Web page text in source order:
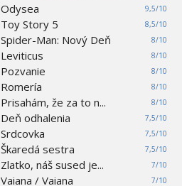
9,5/10
Odysea
8,5/10
Toy Story 5
8/10
Spider-Man: Nový Deň
8/10
Leviticus
8/10
Pozvanie
8/10
Romería
8/10
Prisahám, že za to n...
7,5/10
Deň odhalenia
7,5/10
Srdcovka
7,5/10
Škaredá sestra
7/10
Zlatko, náš sused je...
7/10
Vaiana / Vaiana